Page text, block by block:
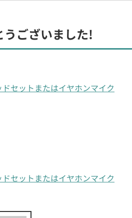
ございました!
セットまたはイヤホンマイク
セットまたはイヤホンマイク